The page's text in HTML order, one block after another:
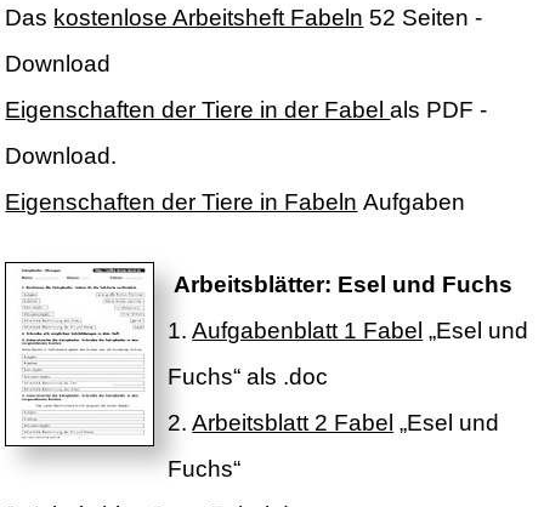
Das kostenlose Arbeitsheft Fabeln 52 Seiten -
Download
Eigenschaften der Tiere in der Fabelals PDF -
Download.
Eigenschaften der Tiere in Fabeln Aufgaben
Arbeitsblätter: Esel und Fuchs
1.Aufgabenblatt 1 Fabel „Esel und
Fuchs“ als .doc
2.Arbeitsblatt 2 Fabel „Esel und
Fuchs“